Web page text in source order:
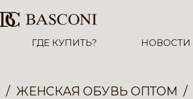
ГДЕ КУПИТЬ? НОВОСТИ
ЖЕНСКАЯ ОБУВЬ ОПТОМ